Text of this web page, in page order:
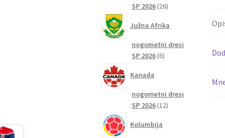
SP 2026 2626
Južna Afrika
nogometni dresi
SP 2026 66
Kanada
nogometni dresi
SP 2026 1212
Kolumbija